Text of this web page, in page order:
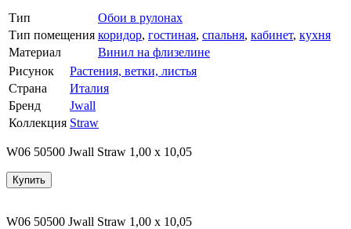
Тип
Обои в рулонах
Тип помещения коридор, гостиная, спальня, кабинет, кухня
Материал
Винил на флизелине
Рисунок
Растения, ветки, листья
Страна
Италия
Бренд
Jwall
Коллекция Straw
W06 50500 Jwall Straw 1,00 х 10,05
Купить
W06 50500 Jwall Straw 1,00 х 10,05